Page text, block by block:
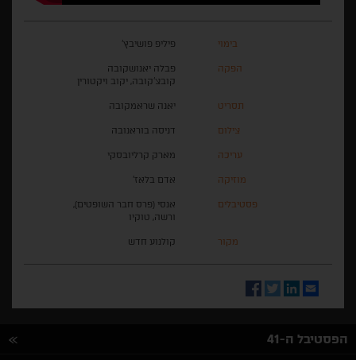
בימוי פיליפ פושיבץ'
הפקה
פבלה יאנושקובה
קובצ'קובה, יקוב ויקטורין
תסריט יאנה שראמקובה
צילום דניסה בוראנובה
עריכה מארק קרליובסקי
מוזיקה אדם בלאז'
פסטיבלים
אנסי (פרס חבר השופטים),
ורשה, טוקיו
מקור קולנוע חדש
Email
LinkedIn
Twitter
Facebook
הפסטיבל ה-41